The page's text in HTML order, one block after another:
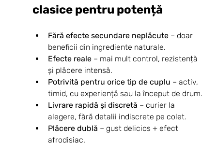
clasice pentru potență
Fără efecte secundare neplăcute – doar
beneficii din ingrediente naturale.
Efecte reale – mai mult control, rezistență
și plăcere intensă.
Potrivită pentru orice tip de cuplu – activ,
timid, cu experiență sau la început de drum.
Livrare rapidă și discretă – curier la
alegere, fără detalii indiscrete pe colet.
Plăcere dublă – gust delicios + efect
afrodisiac.